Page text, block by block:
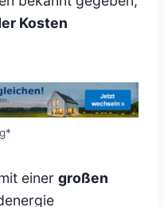
Kosten
einer großen